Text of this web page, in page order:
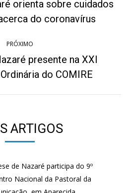
Post
anterior:
orienta sobre cuidados
do coronavírus
PRÓXIMO
Próximo
post:
presente na XXI
do COMIRE
ARTIGOS
de Nazaré participa do 9º
Nacional da Pastoral da